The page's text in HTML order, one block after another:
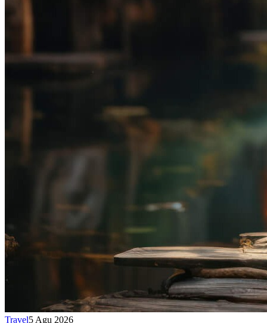
Travel5 Agu 2026